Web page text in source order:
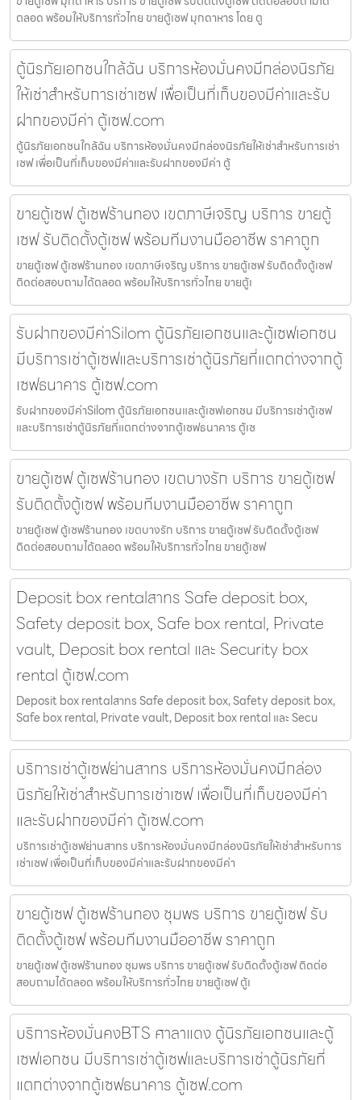
ตลอด พร้อมให้บริการทั่วไทย ขายตู้เซฟ มุกดาหาร โดย ตู
ตู้นิรภัยเอกชนใกล้ฉัน บริการห้องมั่นคงมีกล่องนิรภัย
ให้เช่าสำหรับการเช่าเซฟ เพื่อเป็นที่เก็บของมีค่าและรับ
ฝากของมีค่า ตู้เซฟ.com
ตู้นิรภัยเอกชนใกล้ฉัน บริการห้องมั่นคงมีกล่องนิรภัยให้เช่าสำหรับการเช่า
เซฟ เพื่อเป็นที่เก็บของมีค่าและรับฝากของมีค่า ตู้
ขายตู้เซฟ ตู้เซฟร้านทอง เขตภาษีเจริญ บริการ ขายตู้
เซฟ รับติดตั้งตู้เซฟ พร้อมทีมงานมืออาชีพ ราคาถูก
ขายตู้เซฟ ตู้เซฟร้านทอง เขตภาษีเจริญ บริการ ขายตู้เซฟ รับติดตั้งตู้เซฟ
ติดต่อสอบถามได้ตลอด พร้อมให้บริการทั่วไทย ขายตู้เ
รับฝากของมีค่าSilom ตู้นิรภัยเอกชนและตู้เซฟเอกชน
มีบริการเช่าตู้เซฟและบริการเช่าตู้นิรภัยที่แตกต่างจากตู้
เซฟธนาคาร ตู้เซฟ.com
รับฝากของมีค่าSilom ตู้นิรภัยเอกชนและตู้เซฟเอกชน มีบริการเช่าตู้เซฟ
และบริการเช่าตู้นิรภัยที่แตกต่างจากตู้เซฟธนาคาร ตู้เซ
ขายตู้เซฟ ตู้เซฟร้านทอง เขตบางรัก บริการ ขายตู้เซฟ
รับติดตั้งตู้เซฟ พร้อมทีมงานมืออาชีพ ราคาถูก
ขายตู้เซฟ ตู้เซฟร้านทอง เขตบางรัก บริการ ขายตู้เซฟ รับติดตั้งตู้เซฟ
ติดต่อสอบถามได้ตลอด พร้อมให้บริการทั่วไทย ขายตู้เซฟ
Deposit box rentalสาทร Safe deposit box,
Safety deposit box, Safe box rental, Private
vault, Deposit box rental และ Security box
rental ตู้เซฟ.com
Deposit box rentalสาทร Safe deposit box, Safety deposit box,
Safe box rental, Private vault, Deposit box rental และ Secu
บริการเช่าตู้เซฟย่านสาทร บริการห้องมั่นคงมีกล่อง
นิรภัยให้เช่าสำหรับการเช่าเซฟ เพื่อเป็นที่เก็บของมีค่า
และรับฝากของมีค่า ตู้เซฟ.com
บริการเช่าตู้เซฟย่านสาทร บริการห้องมั่นคงมีกล่องนิรภัยให้เช่าสำหรับการ
เช่าเซฟ เพื่อเป็นที่เก็บของมีค่าและรับฝากของมีค่า
ขายตู้เซฟ ตู้เซฟร้านทอง ชุมพร บริการ ขายตู้เซฟ รับ
ติดตั้งตู้เซฟ พร้อมทีมงานมืออาชีพ ราคาถูก
ขายตู้เซฟ ตู้เซฟร้านทอง ชุมพร บริการ ขายตู้เซฟ รับติดตั้งตู้เซฟ ติดต่อ
สอบถามได้ตลอด พร้อมให้บริการทั่วไทย ขายตู้เซฟ ตู้เ
บริการห้องมั่นคงBTS ศาลาแดง ตู้นิรภัยเอกชนและตู้
เซฟเอกชน มีบริการเช่าตู้เซฟและบริการเช่าตู้นิรภัยที่
แตกต่างจากตู้เซฟธนาคาร ตู้เซฟ.com